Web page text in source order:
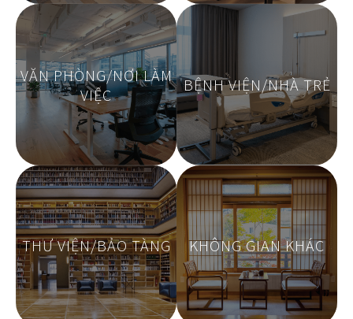
VĂN PHÒNG/NƠI LÀM
VIỆC
BỆNH VIỆN/NHÀ TRẺ
THƯ VIỆN/BẢO TÀNG KHÔNG GIAN KHÁC